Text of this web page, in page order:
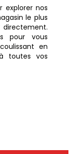
explorer nos
le plus
pour vous
en
toutes vos